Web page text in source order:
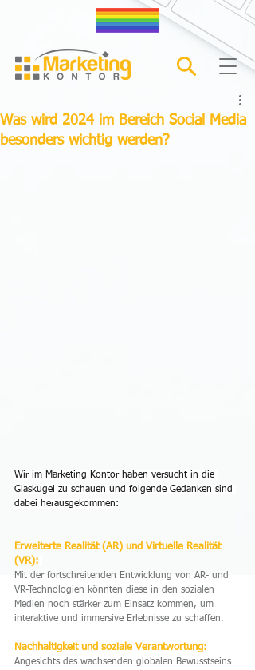
Was wird 2024 im Bereich Social Media
besonders wichtig werden?
Wir im Marketing Kontor haben versucht in die
Glaskugel zu schauen und folgende Gedanken sind
dabei herausgekommen:
Erweiterte Realität (AR) und Virtuelle Realität
(VR):
Mit der fortschreitenden Entwicklung von AR- und
VR-Technologien könnten diese in den sozialen
Medien noch stärker zum Einsatz kommen, um
interaktive und immersive Erlebnisse zu schaffen.
Nachhaltigkeit und soziale Verantwortung:
Angesichts des wachsenden globalen Bewusstseins